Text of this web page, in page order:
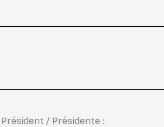
Président / Présidente :